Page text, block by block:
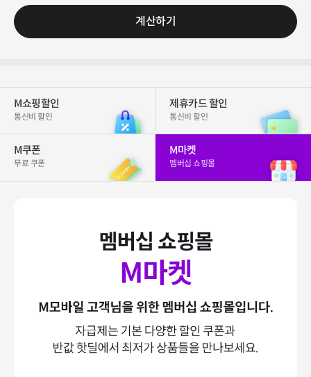
계산하기
M쇼핑할인
통신비 할인
제휴카드 할인
통신비 할인
M쿠폰
무료 쿠폰
M마켓
멤버십 쇼핑몰